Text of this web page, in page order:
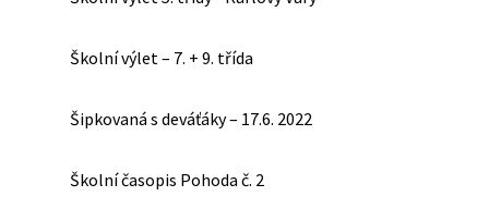
Školní výlet – 7. + 9. třída
Šipkovaná s deváťáky – 17.6. 2022
Školní časopis Pohoda č. 2